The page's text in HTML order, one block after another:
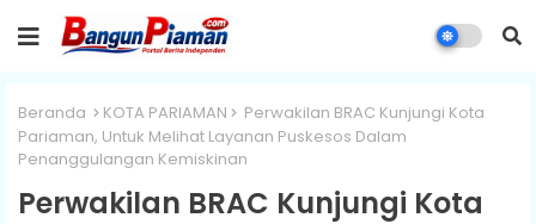
Beranda KOTA PARIAMAN
Perwakilan BRAC Kunjungi Kota
Pariaman, Untuk Melihat Layanan Puskesos Dalam
Penanggulangan Kemiskinan
Perwakilan BRAC Kunjungi Kota